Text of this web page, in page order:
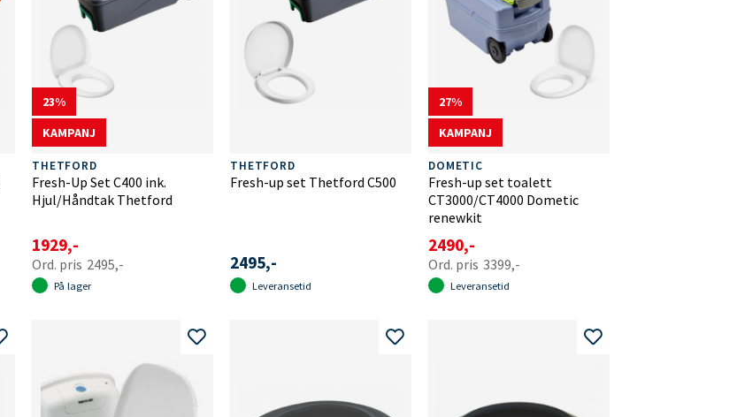
23
KAMPANJ
THETFORD
Fresh-Up Set C400 ink.
Hjul/Håndtak Thetford
1929,-
2495,-
På lager
THETFORD
Fresh-up set Thetford C500
2495,-
Leveransetid
27
KAMPANJ
DOMETIC
Fresh-up set toalett
CT3000/CT4000 Dometic
renewkit
2490,-
3399,-
Leveransetid